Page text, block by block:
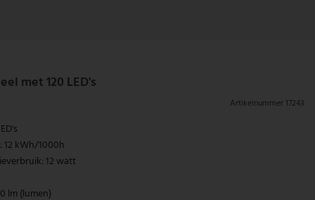
met 120 LED's
Artikelnummer17243
kWh/1000h
12 watt
lm (lumen)